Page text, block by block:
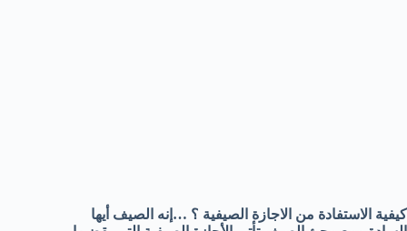
كيفية الاستفادة من الاجازة الصيفية ؟ …إنه الصيف أيها